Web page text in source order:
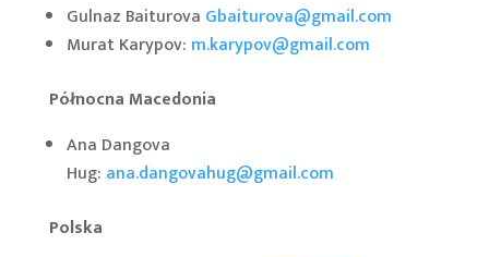
Gulnaz Baiturova Gbaiturova@gmail.com
Murat Karypov: m.karypov@gmail.com
Północna Macedonia
Ana Dangova
Hug: ana.dangovahug@gmail.com
Polska